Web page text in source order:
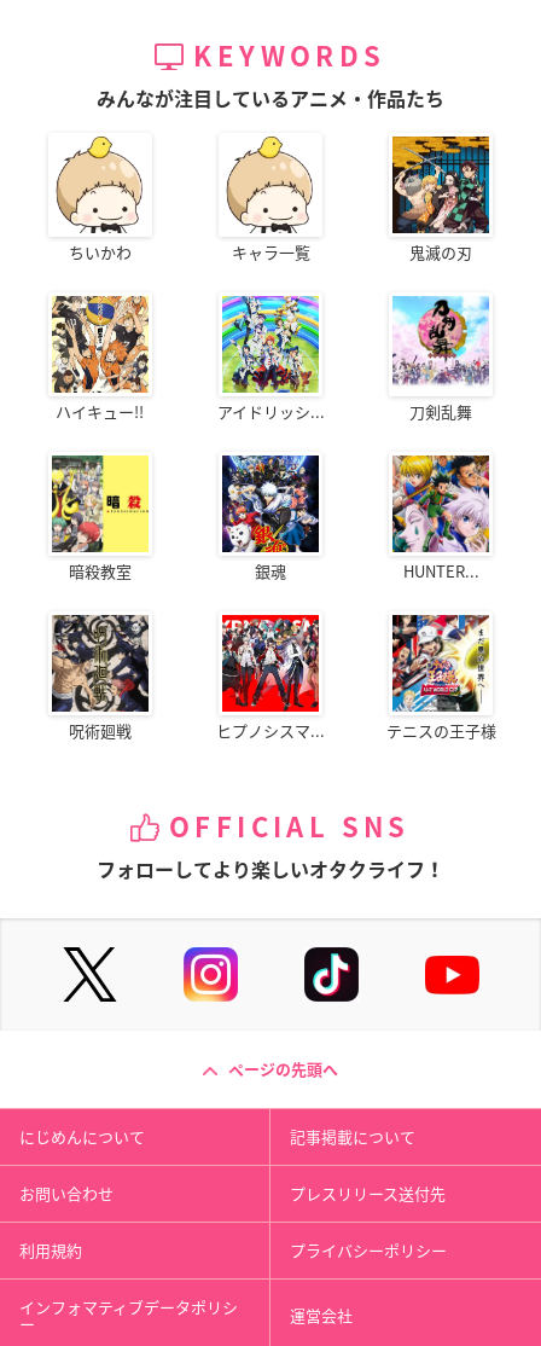
KEYWORDS
みんなが注目しているアニメ・作品たち
ちいかわ キャラ一覧 鬼滅の刃
ハイキュー!! アイドリッシ... 刀剣乱舞
暗殺教室 銀魂 HUNTER...
呪術廻戦 ヒプノシスマ... テニスの王子様
OFFICIAL SNS
フォローしてより楽しいオタクライフ！
ページの先頭へ
にじめんについて 記事掲載について
お問い合わせ プレスリリース送付先
利用規約 プライバシーポリシー
インフォマティブデータポリシ
ー 運営会社